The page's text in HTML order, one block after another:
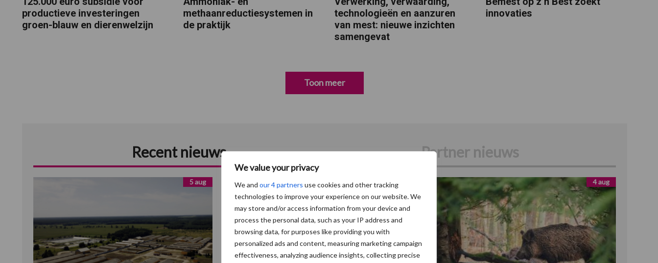
We value your privacy
We and our 4 partners use cookies and other tracking
technologies to improve your experience on our website. We
may store and/or access information from your device and
process the personal data, such as your IP address and
browsing data, for purposes like providing you with
personalized ads and content, measuring marketing campaign
effectiveness, analyzing audience insights, collecting precise
productieve investeringen
groen-blauw en dierenwelzijn
methaanreductiesystemen in
de praktijk
technologieën en aanzuren
van mest: nieuwe inzichten
samengevat
innovaties
Toon meer
Recent nieuws Partner nieuws
5 aug 4 aug